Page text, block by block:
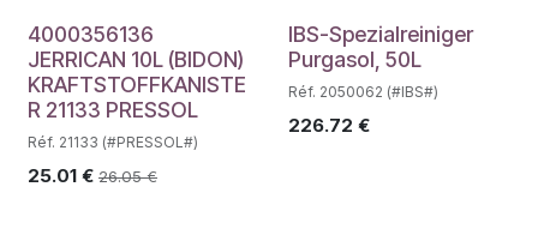
4000356136
JERRICAN 10L (BIDON)
KRAFTSTOFFKANISTE
R 21133 PRESSOL
Réf. 21133 (#PRESSOL#)
25.01 € 26.05€
IBS-Spezialreiniger
Purgasol, 50L
Réf. 2050062 (#IBS#)
226.72 €